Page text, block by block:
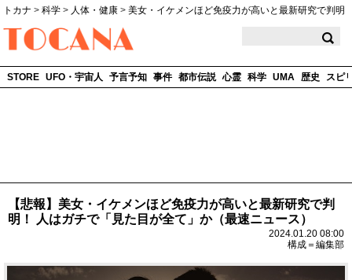
トカナ > 科学 > 人体・健康 > 美女・イケメンほど免疫力が高いと最新研究で判明
STORE UFO・宇宙人 予言予知 事件 都市伝説 心霊 科学 UMA 歴史 スピ
【悲報】美女・イケメンほど免疫力が高いと最新研究で判
明！ 人はガチで「見た目が全て」か（最速ニュース）
2024.01.20 08:00
構成＝編集部